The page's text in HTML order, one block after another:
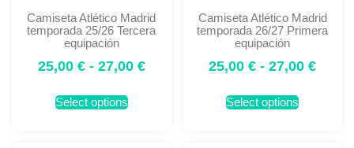
Camiseta Atlético Madrid
temporada 25/26 Tercera
equipación
25,00 € - 27,00 €
Select options
Camiseta Atlético Madrid
temporada 26/27 Primera
equipación
25,00€ - 27,00€
Select options